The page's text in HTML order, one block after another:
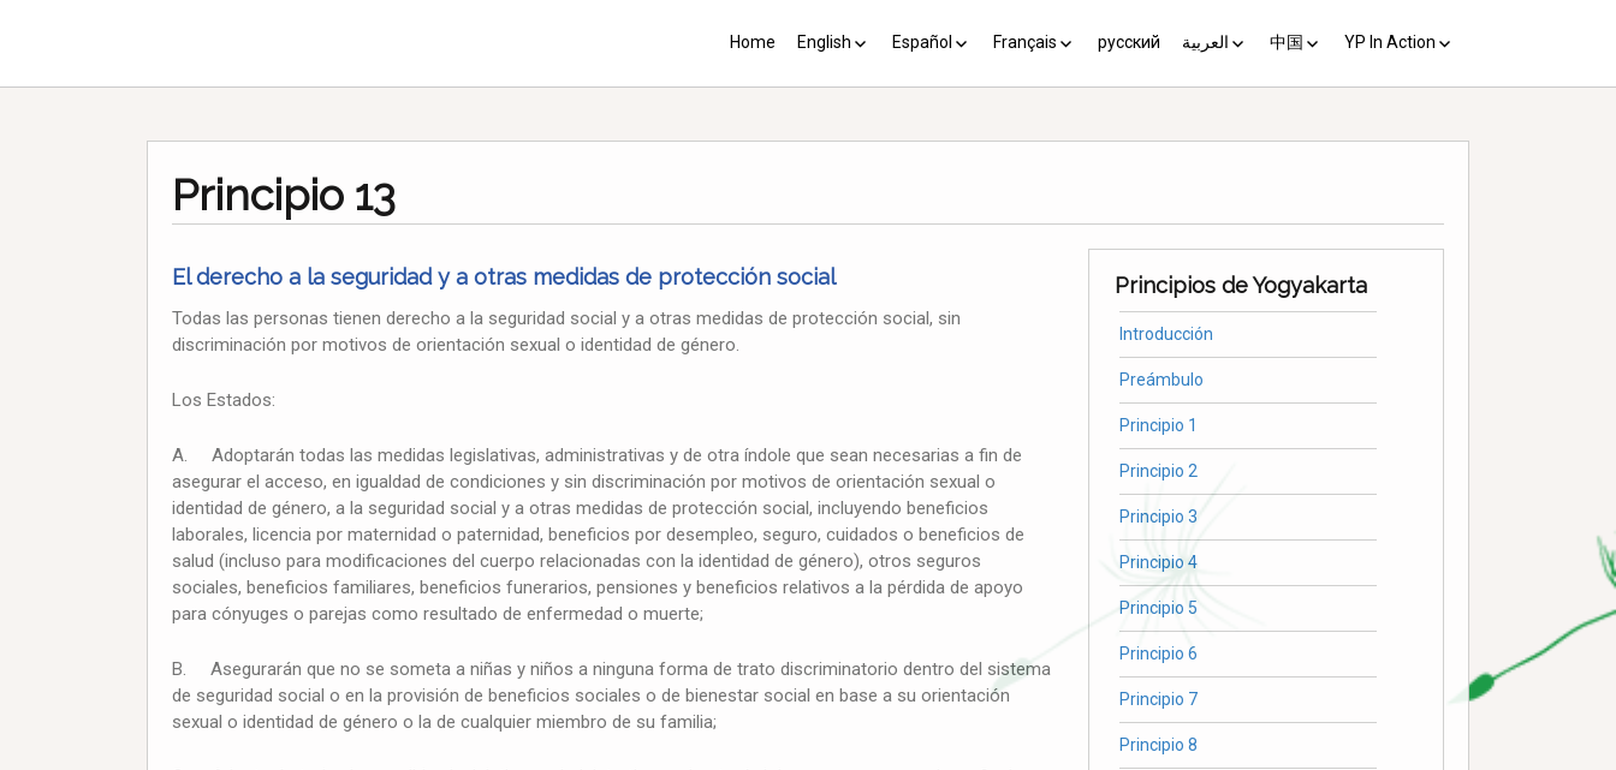
Home English Español Français русский العربية 中国 YP In Action
Download the Guide in your
Principio 13
El derecho a la seguridad y a otras medidas de protección social
Todas las personas tienen derecho a la seguridad social y a otras medidas de protección social, sin
discriminación por motivos de orientación sexual o identidad de género.
Los Estados:
A. Adoptarán todas las medidas legislativas, administrativas y de otra índole que sean necesarias a fin de
asegurar el acceso, en igualdad de condiciones y sin discriminación por motivos de orientación sexual o
identidad de género, a la seguridad social y a otras medidas de protección social, incluyendo beneficios
laborales, licencia por maternidad o paternidad, beneficios por desempleo, seguro, cuidados o beneficios de
salud (incluso para modificaciones del cuerpo relacionadas con la identidad de género), otros seguros
sociales, beneficios familiares, beneficios funerarios, pensiones y beneficios relativos a la pérdida de apoyo
para cónyuges o parejas como resultado de enfermedad o muerte;
B. Asegurarán que no se someta a niñas y niños a ninguna forma de trato discriminatorio dentro del sistema
de seguridad social o en la provisión de beneficios sociales o de bienestar social en base a su orientación
sexual o identidad de género o la de cualquier miembro de su familia;
Principios de Yogyakarta
Introducción
Preámbulo
Principio 1
Principio 2
Principio 3
Principio 4
Principio 5
Principio 6
Principio 7
Principio 8